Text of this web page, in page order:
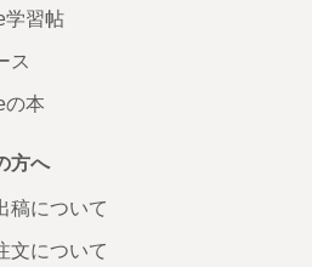
学習帖
ス
の本
方へ
稿について
文について